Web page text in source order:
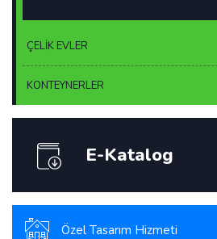
ÇELİK EVLER
KONTEYNERLER
E-Katalog
Özel Tasarım Hizmeti